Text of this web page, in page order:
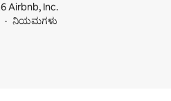
Airbnb, Inc.
ನಿಯಮಗಳು